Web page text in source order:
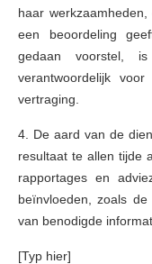
haar
een beoordeling
gedaan voorstel,
verantwoordelijk
vertraging.
4. De aard van de
resultaat te allen tijde
rapportages en
beïnvloeden, zoals
van benodigde
[Typ hier]